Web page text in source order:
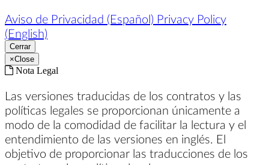
Aviso de Privacidad (Español) Privacy Policy
(English)
Cerrar
×Close
Nota Legal
Las versiones traducidas de los contratos y las
políticas legales se proporcionan únicamente a
modo de la comodidad de facilitar la lectura y el
entendimiento de las versiones en inglés. El
objetivo de proporcionar las traducciones de los